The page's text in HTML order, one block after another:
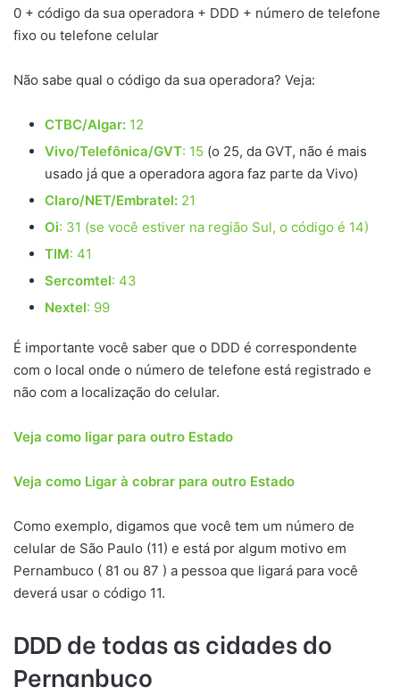
0 + código da sua operadora + DDD + número de telefone
fixo ou telefone celular
Não sabe qual o código da sua operadora? Veja:
CTBC/Algar: 12
Vivo/Telefônica/GVT: 15 (o 25, da GVT, não é mais
usado já que a operadora agora faz parte da Vivo)
Claro/NET/Embratel: 21
Oi: 31 (se você estiver na região Sul, o código é 14)
TIM: 41
Sercomtel: 43
Nextel: 99
É importante você saber que o DDD é correspondente
com o local onde o número de telefone está registrado e
não com a localização do celular.
Veja como ligar para outro Estado
Veja como Ligar à cobrar para outro Estado
Como exemplo, digamos que você tem um número de
celular de São Paulo (11) e está por algum motivo em
Pernambuco ( 81 ou 87 ) a pessoa que ligará para você
deverá usar o código 11.
DDD de todas as cidades do
Pernanbuco